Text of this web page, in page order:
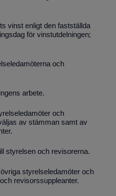
vinst enligt den fastställda
för vinstutdelningen;
och
arbete.
och
av stämman samt av
styrelsen och revisorerna.
styrelseledamöter och
revisorssuppleanter.